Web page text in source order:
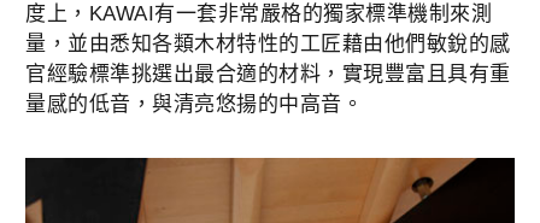
度上，KAWAI有一套非常嚴格的獨家標準機制來測
量，並由悉知各類木材特性的工匠藉由他們敏銳的感
官經驗標準挑選出最合適的材料，實現豐富且具有重
量感的低音，與清亮悠揚的中高音。